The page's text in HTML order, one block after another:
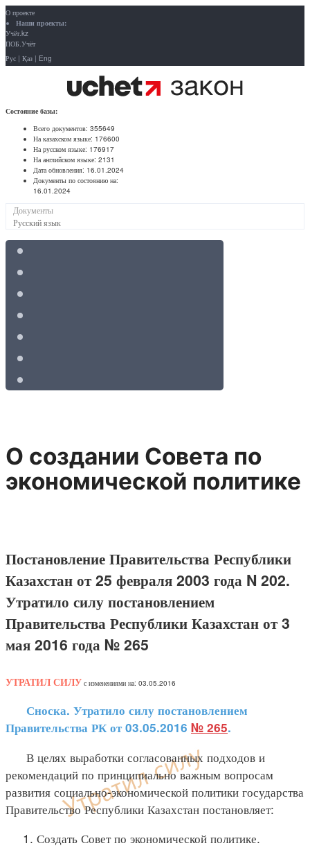
О проекте
Наши проекты:
Учёт.kz
ПОБ.Учёт
Рус | Қаз | Eng
Состояние базы:
Всего документов: 355649
На казахском языке: 176600
На русском языке: 176917
На английском языке: 2131
Дата обновления: 16.01.2024
Документы по состоянию на:
16.01.2024
Документы
Русский язык
О создании Совета по
экономической политике
Постановление Правительства Республики
Казахстан от 25 февраля 2003 года N 202.
Утратило силу постановлением
Правительства Республики Казахстан от 3
мая 2016 года № 265
УТРАТИЛ СИЛУ с изменениями на: 03.05.2016
Сноска. Утратило силу постановлением
Правительства РК от 03.05.2016 № 265.
В целях выработки согласованных подходов и
рекомендаций по принципиально важным вопросам
развития социально-экономической политики государства
Правительство Республики Казахстан постановляет:
1. Создать Совет по экономической политике.